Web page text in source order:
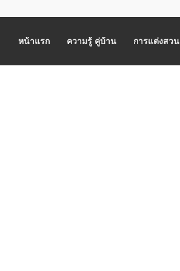
หน้าแรก ความรู้ คู่บ้าน การแต่งสวน